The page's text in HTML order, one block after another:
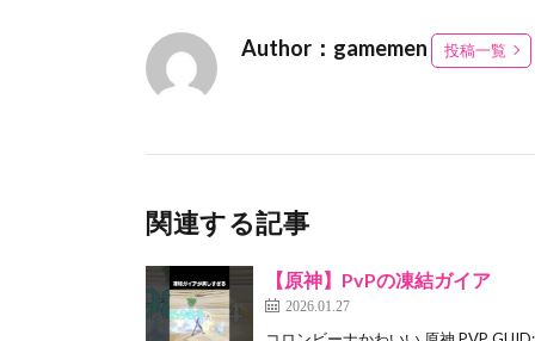
Author：gamemen 投稿一覧
関連する記事
【原神】PvPの凍結ガイア
2026.01.27